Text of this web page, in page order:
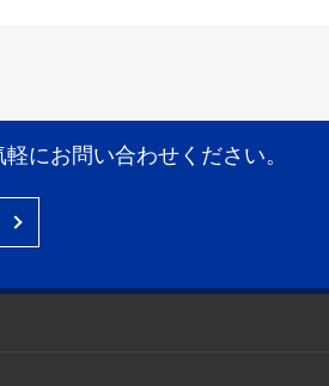
にお問い合わせください。